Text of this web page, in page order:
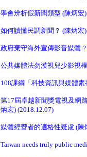
學會辨析假新聞類型 (陳炳宏)
如何讀懂民調新聞？ (陳炳宏)
政府棄守海外宣傳影音媒體
公共媒體法勿漠視兒少影視
108課綱「科技資訊與媒體
第17屆卓越新聞獎電視及網
炳宏) (2018.12.07)
媒體經營者的適格性疑慮 (陳
Taiwan needs truly public